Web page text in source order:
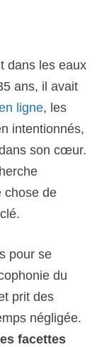
dans les eaux
ans, il avait
ligne, les
intentionnés,
son cœur.
chose de
pour se
du
prit des
négligée.
facettes